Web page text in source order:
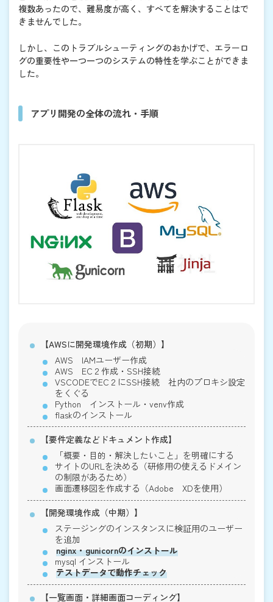
複数あったので、難易度が高く、すべてを解決することはで
きませんでした。
しかし、このトラブルシューティングのおかげで、エラーロ
グの重要性や一つ一つのシステムの特性を学ぶことができま
した。
アプリ開発の全体の流れ・手順
【AWSに開発環境作成（初期）】
AWS IAMユーザー作成
AWS EC２作成・SSH接続
VSCODEでEC２にSSH接続 社内のプロキシ設定
をくぐる
Python インストール・venv作成
flaskのインストール
【要件定義などドキュメント作成】
「概要・目的・解決したいこと」を明確にする
サイトのURLを決める（研修用の使えるドメイン
の制限があるため）
画面遷移図を作成する（Adobe XDを使用）
【開発環境作成（中期）】
ステージングのインスタンスに検証用のユーザー
を追加
nginx・gunicornのインストール
mysql インストール
テストデータで動作チェック
【一覧画面・詳細画面コーディング】